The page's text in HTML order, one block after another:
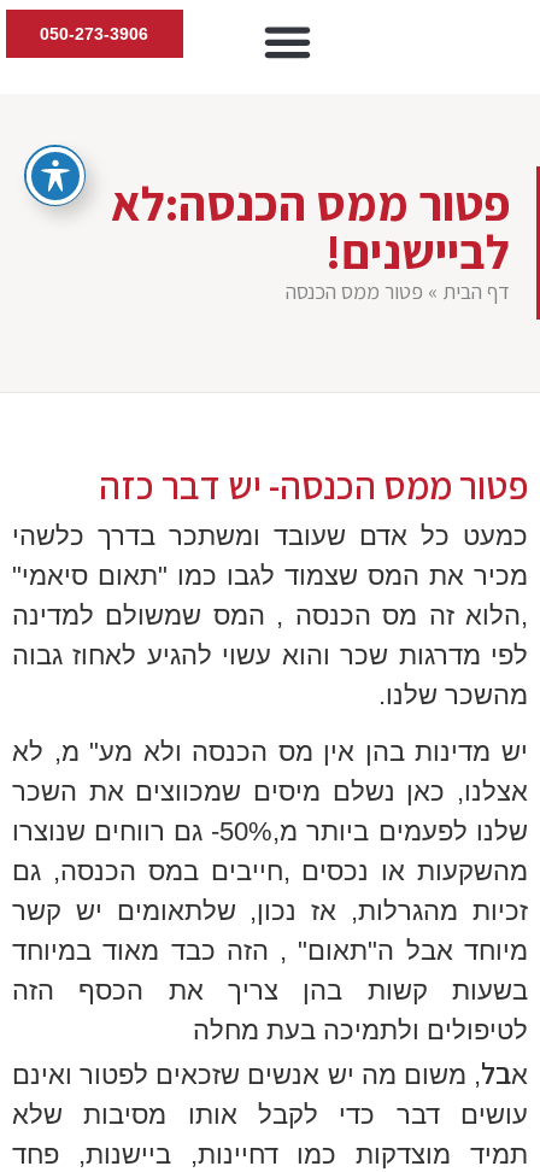
050-273-3906
פטור ממס הכנסה:לא
לביישנים!
דף הבית » פטור ממס הכנסה
פטור ממס הכנסה- יש דבר כזה
כמעט כל אדם שעובד ומשתכר בדרך כלשהי
מכיר את המס שצמוד לגבו כמו "תאום סיאמי"
,הלוא זה מס הכנסה , המס שמשולם למדינה
לפי מדרגות שכר והוא עשוי להגיע לאחוז גבוה
מהשכר שלנו.
יש מדינות בהן אין מס הכנסה ולא מע" מ, לא
אצלנו, כאן נשלם מיסים שמכווצים את השכר
שלנו לפעמים ביותר מ,50%- גם רווחים שנוצרו
מהשקעות או נכסים ,חייבים במס הכנסה, גם
זכיות מהגרלות, אז נכון, שלתאומים יש קשר
מיוחד אבל ה"תאום" , הזה כבד מאוד במיוחד
בשעות קשות בהן צריך את הכסף הזה
לטיפולים ולתמיכה בעת מחלה
אבל, משום מה יש אנשים שזכאים לפטור ואינם
עושים דבר כדי לקבל אותו מסיבות שלא
תמיד מוצדקות כמו דחיינות, ביישנות, פחד